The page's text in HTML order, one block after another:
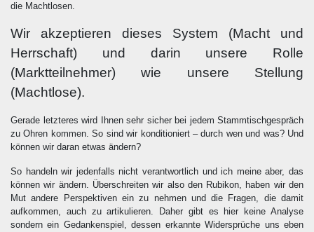
die Machtlosen.
Wir akzeptieren dieses System (Macht und
Herrschaft) und darin unsere Rolle
(Marktteilnehmer) wie unsere Stellung
(Machtlose).
Gerade letzteres wird Ihnen sehr sicher bei jedem Stammtischgespräch
zu Ohren kommen. So sind wir konditioniert – durch wen und was? Und
können wir daran etwas ändern?
So handeln wir jedenfalls nicht verantwortlich und ich meine aber, das
können wir ändern. Überschreiten wir also den Rubikon, haben wir den
Mut andere Perspektiven ein zu nehmen und die Fragen, die damit
aufkommen, auch zu artikulieren. Daher gibt es hier keine Analyse
sondern ein Gedankenspiel, dessen erkannte Widersprüche uns eben